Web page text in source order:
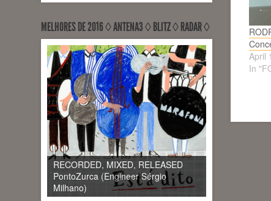
MELHORES DE 2016 ◊ ANTENA3 ◊ BLITZ ◊ RADAR ◊
RECORDED, MIXED, RELEASED
PontoZurca (Engineer Sérgio
Milhano)
April
In